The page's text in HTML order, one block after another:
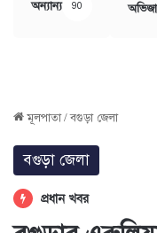
অন্যান্য 90